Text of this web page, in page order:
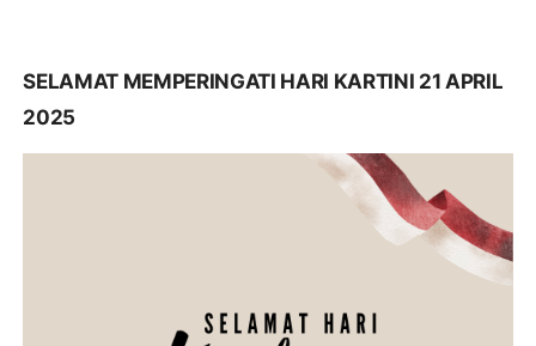
SELAMAT MEMPERINGATI HARI KARTINI 21 APRIL
2025